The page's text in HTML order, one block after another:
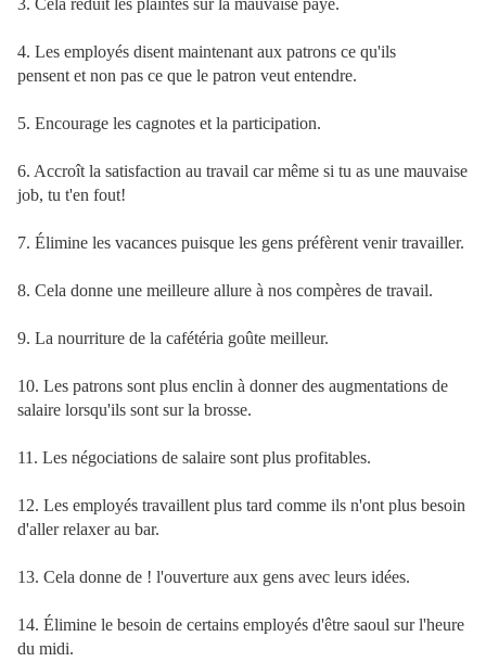
3. Cela réduit les plaintes sur la mauvaise paye.
4. Les employés disent maintenant aux patrons ce qu'ils
pensent et non pas ce que le patron veut entendre.
5. Encourage les cagnotes et la participation.
6. Accroît la satisfaction au travail car même si tu as une mauvaise
job, tu t'en fout!
7. Élimine les vacances puisque les gens préfèrent venir travailler.
8. Cela donne une meilleure allure à nos compères de travail.
9. La nourriture de la cafétéria goûte meilleur.
10. Les patrons sont plus enclin à donner des augmentations de
salaire lorsqu'ils sont sur la brosse.
11. Les négociations de salaire sont plus profitables.
12. Les employés travaillent plus tard comme ils n'ont plus besoin
d'aller relaxer au bar.
13. Cela donne de ! l'ouverture aux gens avec leurs idées.
14. Élimine le besoin de certains employés d'être saoul sur l'heure
du midi.